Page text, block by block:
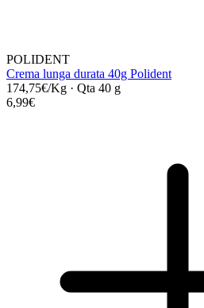
POLIDENT
Crema lunga durata 40g Polident
174,75€/Kg · Qta 40 g
6,99€